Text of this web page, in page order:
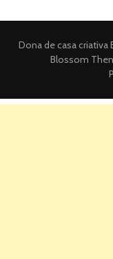
Dona de casa criativa
Blossom